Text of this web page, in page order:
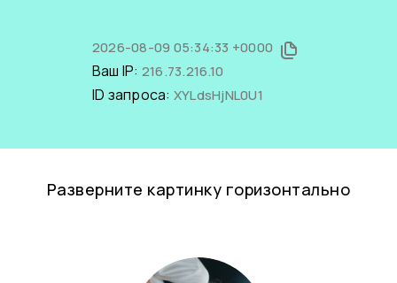
2026-08-09 05:34:33 +0000
Ваш IP: 216.73.216.10
ID запроса: XYLdsHjNL0U1
Разверните картинку горизонтально